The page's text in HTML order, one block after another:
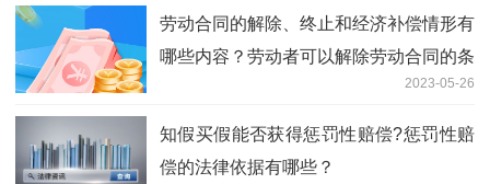
劳动合同的解除、终止和经济补偿情形有
哪些内容？劳动者可以解除劳动合同的条
2023-05-26
知假买假能否获得惩罚性赔偿?惩罚性赔
偿的法律依据有哪些？